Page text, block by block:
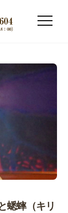
Menu
蟋蟀（キリ